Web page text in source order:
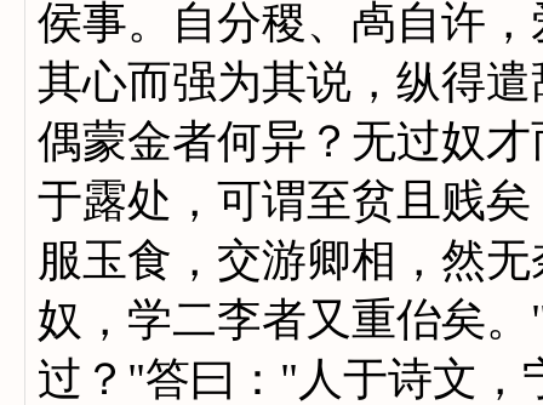
侯事。自分稷、卨自许
其心而强为其说，纵得
偶蒙金者何异？无过奴
于露处，可谓至贫且贱
服玉食，交游卿相，然
奴，学二李者又重佁矣
过？"答曰："人于诗文，